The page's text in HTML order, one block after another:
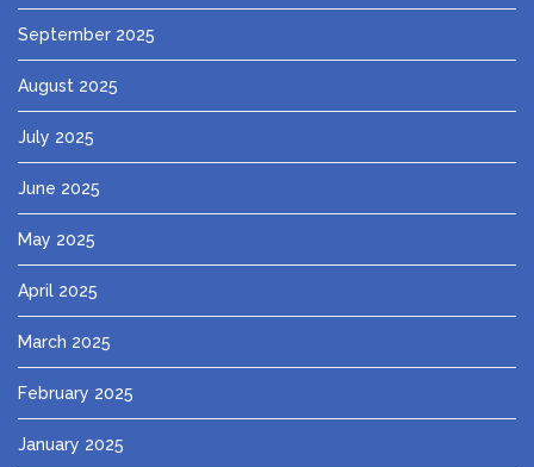
September 2025
August 2025
July 2025
June 2025
May 2025
April 2025
March 2025
February 2025
January 2025